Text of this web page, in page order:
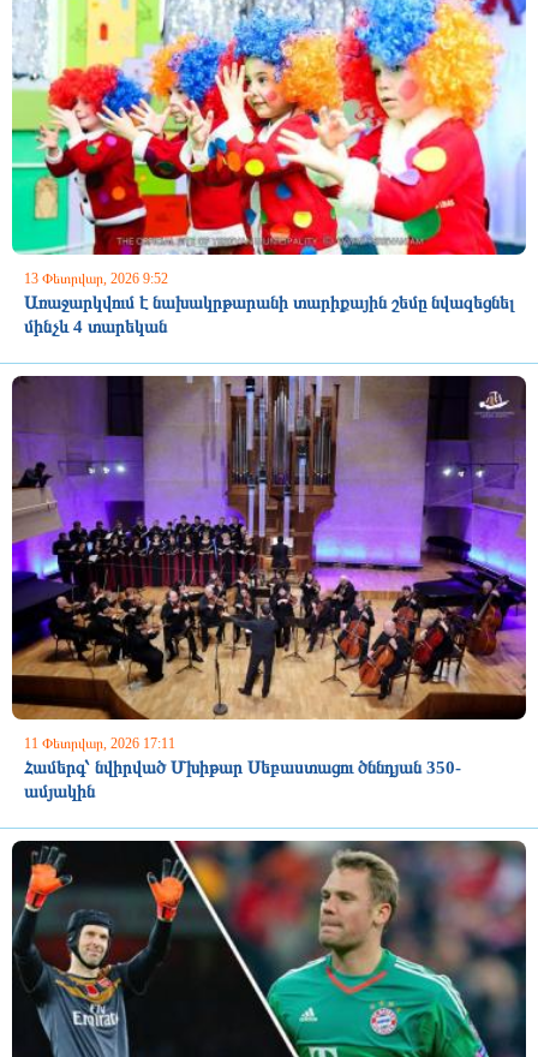
13 Փետրվար, 2026 9:52
Առաջարկվում է նախակրթարանի տարիքային շեմը նվազեցնել
մինչև 4 տարեկան
11 Փետրվար, 2026 17:11
Համերգ՝ նվիրված Մխիթար Սեբաստացու ծննդյան 350-
ամյակին